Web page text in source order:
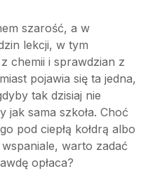
szarość, a w
lekcji, w tym
chemii i sprawdzian z
pojawia się ta jedna,
tak dzisiaj nie
jak sama szkoła. Choć
pod ciepłą kołdrą albo
warto zadać
opłaca?